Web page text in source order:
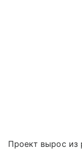
Проект вырос из